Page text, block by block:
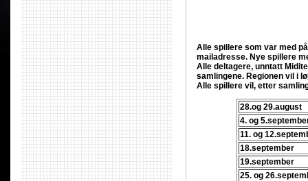
Alle spillere som var med
mailadresse. Nye spillere
Alle deltagere, unntatt
samlingene. Regionen vil i
Alle spillere vil, etter
28.og 29.august
4. og
11. og
18.september
19.september
25. og